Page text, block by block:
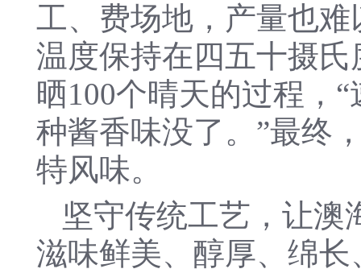
工、费场地，产量也
温度保持在四五十摄
晒100个晴天的过程，
种酱香味没了。”最终
特风味。
坚守传统工艺，让澳
滋味鲜美、醇厚、绵